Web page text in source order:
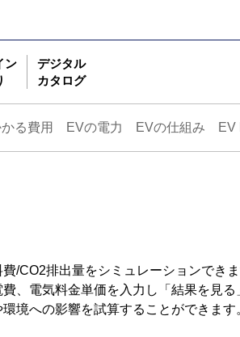
ン
デジタル
カタログ
る費用 EVの電力 EVの仕組み EV
/CO2排出量をシミュレーションできま
、電気料金単価を入力し「結果を見る
境への影響を試算することができます